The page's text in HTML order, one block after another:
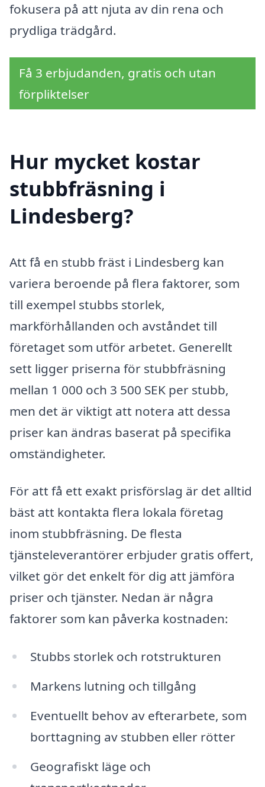
fokusera på att njuta av din rena och
prydliga trädgård.
Få 3 erbjudanden, gratis och utan
förpliktelser
Hur mycket kostar
stubbfräsning i
Lindesberg?
Att få en stubb fräst i Lindesberg kan
variera beroende på flera faktorer, som
till exempel stubbs storlek,
markförhållanden och avståndet till
företaget som utför arbetet. Generellt
sett ligger priserna för stubbfräsning
mellan 1 000 och 3 500 SEK per stubb,
men det är viktigt att notera att dessa
priser kan ändras baserat på specifika
omständigheter.
För att få ett exakt prisförslag är det alltid
bäst att kontakta flera lokala företag
inom stubbfräsning. De flesta
tjänsteleverantörer erbjuder gratis offert,
vilket gör det enkelt för dig att jämföra
priser och tjänster. Nedan är några
faktorer som kan påverka kostnaden:
Stubbs storlek och rotstrukturen
Markens lutning och tillgång
Eventuellt behov av efterarbete, som
borttagning av stubben eller rötter
Geografiskt läge och